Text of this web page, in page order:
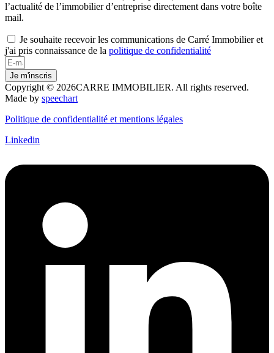
l’actualité de l’immobilier d’entreprise directement dans votre boîte
mail.
Je souhaite recevoir les communications de Carré Immobilier et
j'ai pris connaissance de la politique de confidentialité
Je m'inscris
Copyright © 2026CARRE IMMOBILIER. All rights reserved.
Made by speechart
Politique de confidentialité et mentions légales
Linkedin